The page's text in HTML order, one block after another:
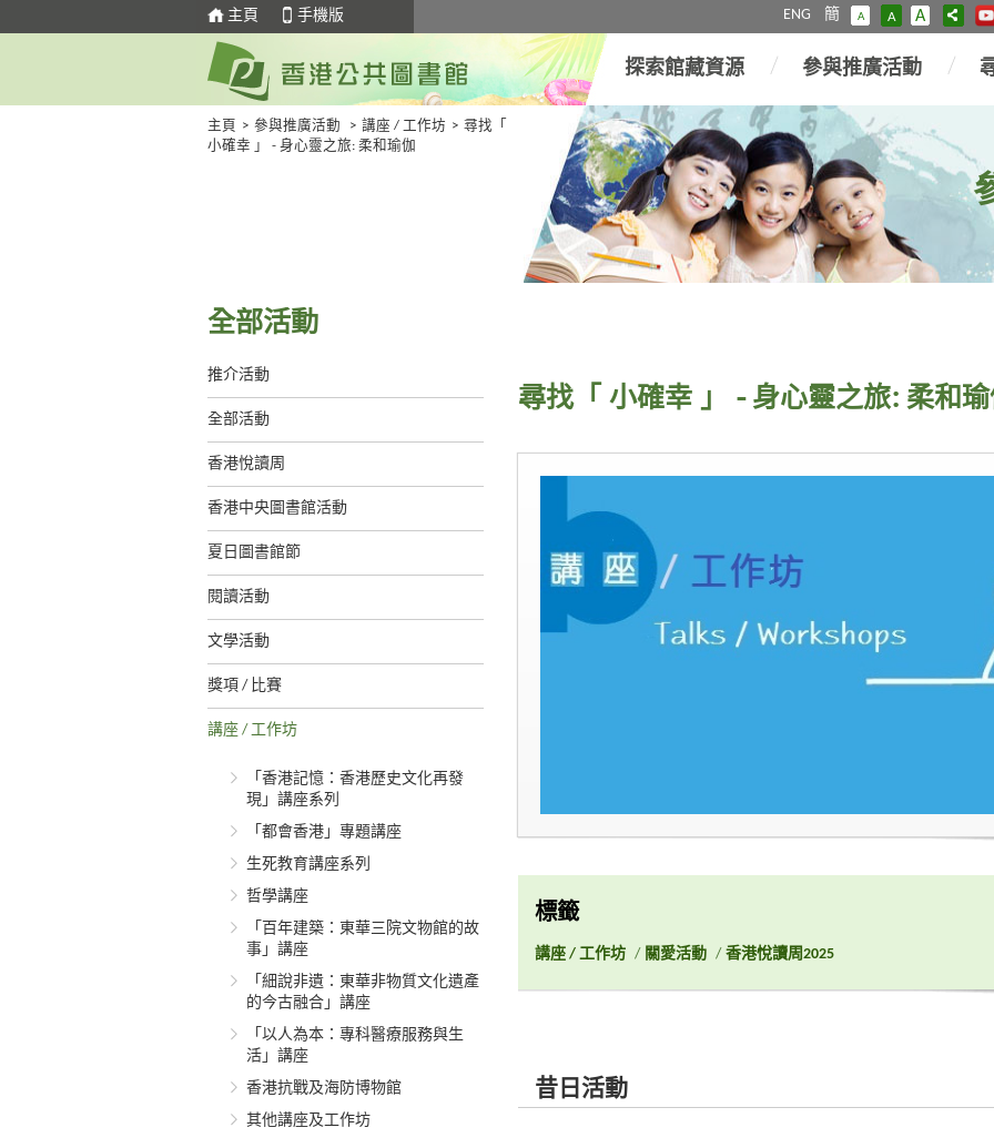
主頁 手機版 ENG 簡 A A A
探索館藏資源 參與推廣活動
主頁 > 參與推廣活動 > 講座 / 工作坊 > 尋找「
小確幸 」 - 身心靈之旅: 柔和瑜伽
全部活動
推介活動
全部活動
香港悅讀周
香港中央圖書館活動
夏日圖書館節
閱讀活動
文學活動
獎項 / 比賽
講座 / 工作坊
「香港記憶：香港歷史文化再發
現」講座系列
「都會香港」專題講座
生死教育講座系列
哲學講座
「百年建築：東華三院文物館的故
事」講座
「細說非遺：東華非物質文化遺產
的今古融合」講座
「以人為本：專科醫療服務與生
活」講座
香港抗戰及海防博物館
其他講座及工作坊
尋找「 小確幸 」 - 身心靈之旅: 柔和
標籤
講座 / 工作坊 / 關愛活動 / 香港悅讀周2025
昔日活動